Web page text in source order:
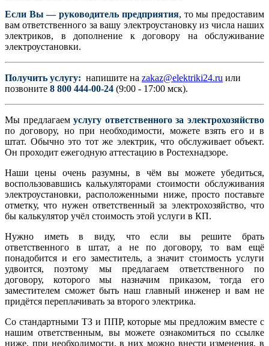
Если Вы — руководитель предприятия, то мы предоставим
вам ответственного за вашу электроустановку из числа наших
электриков, в дополнение к договору на обслуживание
электроустановки.
Получить услугу: напишите на zakaz@elektriki24.ru или
позвоните 8 800 444-00-24 (9:00 - 17:00 мск).
Мы предлагаемуслугу ответственного за электрохозяйство
по договору, но при необходимости, можете взять его и в
штат. Обычно это тот же электрик, что обслуживает объект.
Он проходит ежегодную аттестацию в Ростехнадзоре.
Наши цены очень разумны, в чём вы можете убедиться,
воспользовавшись калькуляторами стоимости обслуживания
электроустановки, расположенными ниже, просто поставьте
отметку, что нужен ответственный за электрохозяйство, что
бы калькулятор учёл стоимость этой услуги в КП.
Нужно иметь в виду, что если вы решите брать
ответственного в штат, а не по договору, то вам ещё
понадобится и его заместитель, а значит стоимость услуги
удвоится, поэтому мы предлагаем ответственного по
договору, которого мы назначим приказом, тогда его
заместителем сможет быть наш главный инженер и вам не
придётся переплачивать за второго электрика.
Со стандартными ТЗ и ППР, которые мы предложим вместе с
нашим ответственным, вы можете ознакомиться по ссылке
ниже, при необходимости, в них можно внести изменения, в